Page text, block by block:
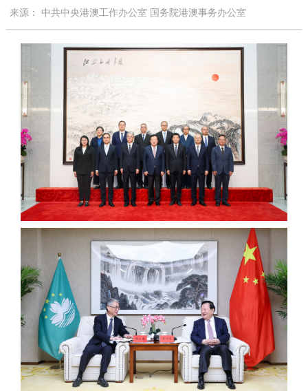
来源： 中共中央港澳工作办公室 国务院港澳事务办公室